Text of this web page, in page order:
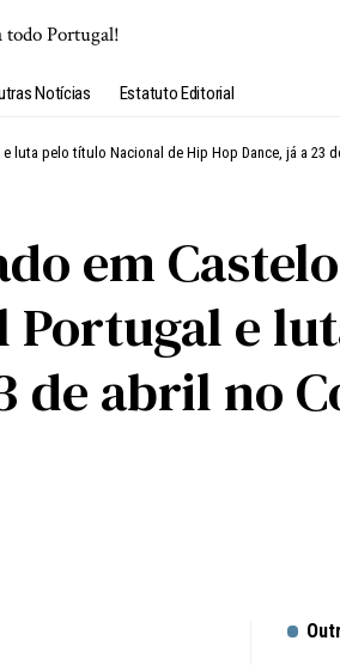
Notícias Estatuto Editorial
luta pelo título Nacional de Hip Hop Dance, já a 23
em
e
de abril no